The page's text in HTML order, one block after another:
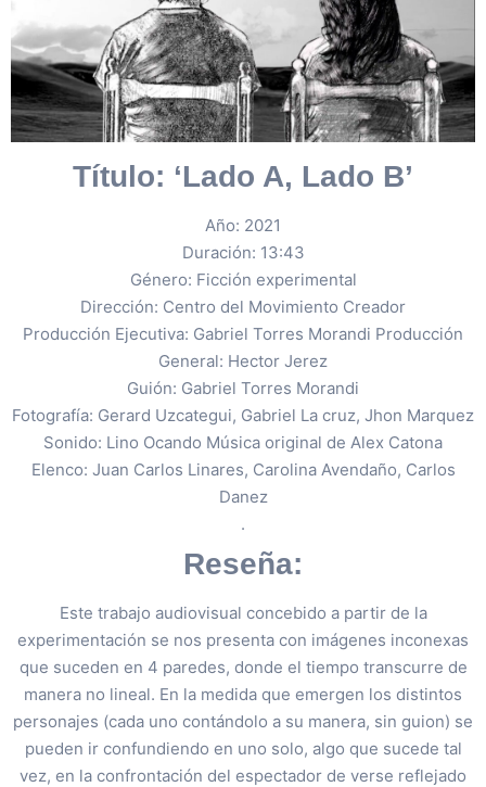
Título: ‘Lado A, Lado B’
Año: 2021
Duración: 13:43
Género: Ficción experimental
Dirección: Centro del Movimiento Creador
Producción Ejecutiva: Gabriel Torres Morandi Producción
General: Hector Jerez
Guión: Gabriel Torres Morandi
Fotografía: Gerard Uzcategui, Gabriel La cruz, Jhon Marquez
Sonido: Lino Ocando Música original de Alex Catona
Elenco: Juan Carlos Linares, Carolina Avendaño, Carlos
Danez
.
Reseña:
Este trabajo audiovisual concebido a partir de la
experimentación se nos presenta con imágenes inconexas
que suceden en 4 paredes, donde el tiempo transcurre de
manera no lineal. En la medida que emergen los distintos
personajes (cada uno contándolo a su manera, sin guion) se
pueden ir confundiendo en uno solo, algo que sucede tal
vez, en la confrontación del espectador de verse reflejado